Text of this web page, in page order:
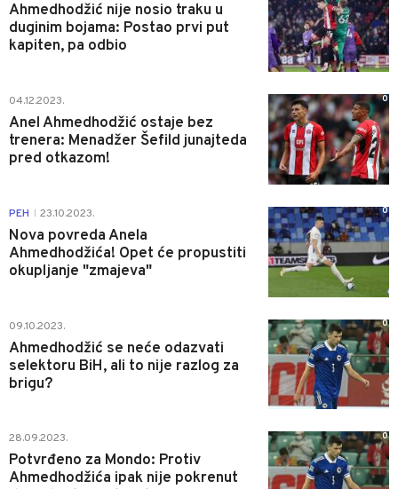
Ahmedhodžić nije nosio traku u
duginim bojama: Postao prvi put
kapiten, pa odbio
04.12.2023.
Anel Ahmedhodžić ostaje bez
trenera: Menadžer Šefild junajteda
pred otkazom!
0
PEH 23.10.2023.
Nova povreda Anela
Ahmedhodžića! Opet će propustiti
okupljanje "zmajeva"
0
09.10.2023.
Ahmedhodžić se neće odazvati
selektoru BiH, ali to nije razlog za
brigu?
0
28.09.2023.
Potvrđeno za Mondo: Protiv
Ahmedhodžića ipak nije pokrenut
0